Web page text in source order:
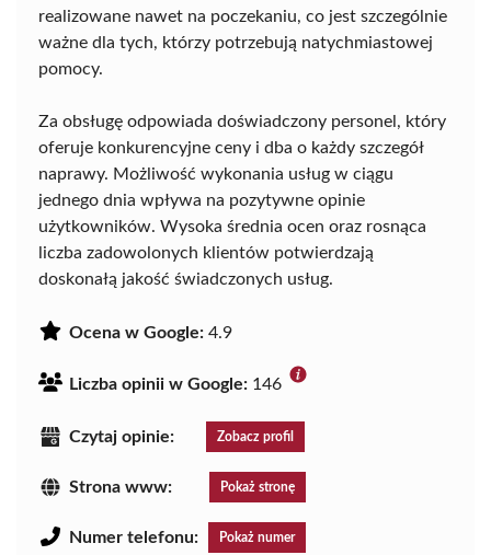
realizowane nawet na poczekaniu, co jest szczególnie
ważne dla tych, którzy potrzebują natychmiastowej
pomocy.
Za obsługę odpowiada doświadczony personel, który
oferuje konkurencyjne ceny i dba o każdy szczegół
naprawy. Możliwość wykonania usług w ciągu
jednego dnia wpływa na pozytywne opinie
użytkowników. Wysoka średnia ocen oraz rosnąca
liczba zadowolonych klientów potwierdzają
doskonałą jakość świadczonych usług.
Ocena w Google: 4.9
Liczba opinii w Google: 146
Czytaj opinie: Zobacz profil
Strona www: Pokaż stronę
Numer telefonu: Pokaż numer